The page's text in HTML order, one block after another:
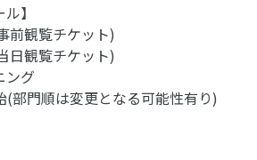
】
前観覧チケット)
日観覧チケット)
ング
(部門順は変更となる可能性有り)